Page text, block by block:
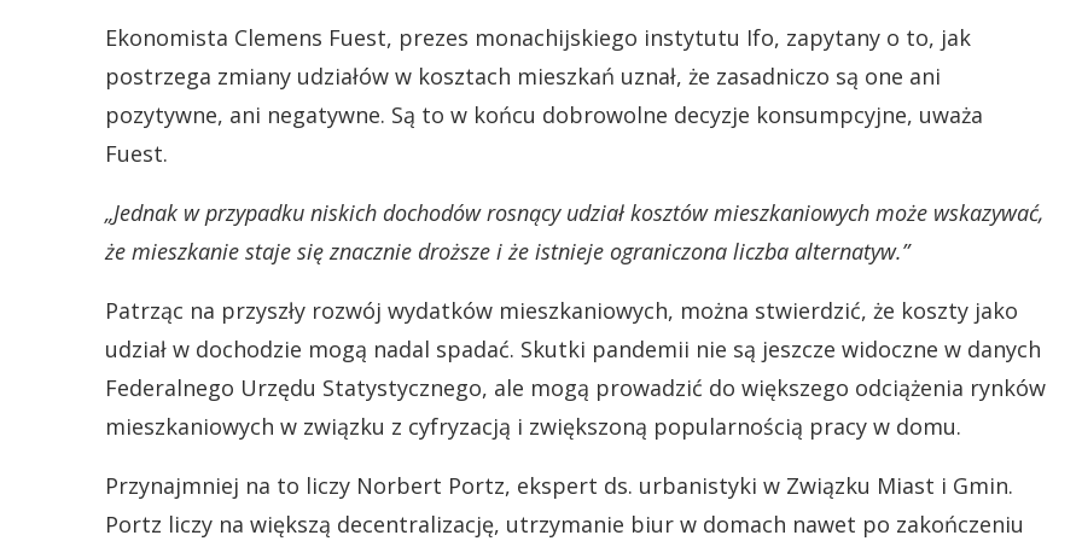
Ekonomista Clemens Fuest, prezes monachijskiego instytutu Ifo, zapytany o to, jak
postrzega zmiany udziałów w kosztach mieszkań uznał, że zasadniczo są one ani
pozytywne, ani negatywne. Są to w końcu dobrowolne decyzje konsumpcyjne, uważa
Fuest.
„Jednak w przypadku niskich dochodów rosnący udział kosztów mieszkaniowych może wskazywać,
że mieszkanie staje się znacznie droższe i że istnieje ograniczona liczba alternatyw.”
Patrząc na przyszły rozwój wydatków mieszkaniowych, można stwierdzić, że koszty jako
udział w dochodzie mogą nadal spadać. Skutki pandemii nie są jeszcze widoczne w danych
Federalnego Urzędu Statystycznego, ale mogą prowadzić do większego odciążenia rynków
mieszkaniowych w związku z cyfryzacją i zwiększoną popularnością pracy w domu.
Przynajmniej na to liczy Norbert Portz, ekspert ds. urbanistyki w Związku Miast i Gmin.
Portz liczy na większą decentralizację, utrzymanie biur w domach nawet po zakończeniu